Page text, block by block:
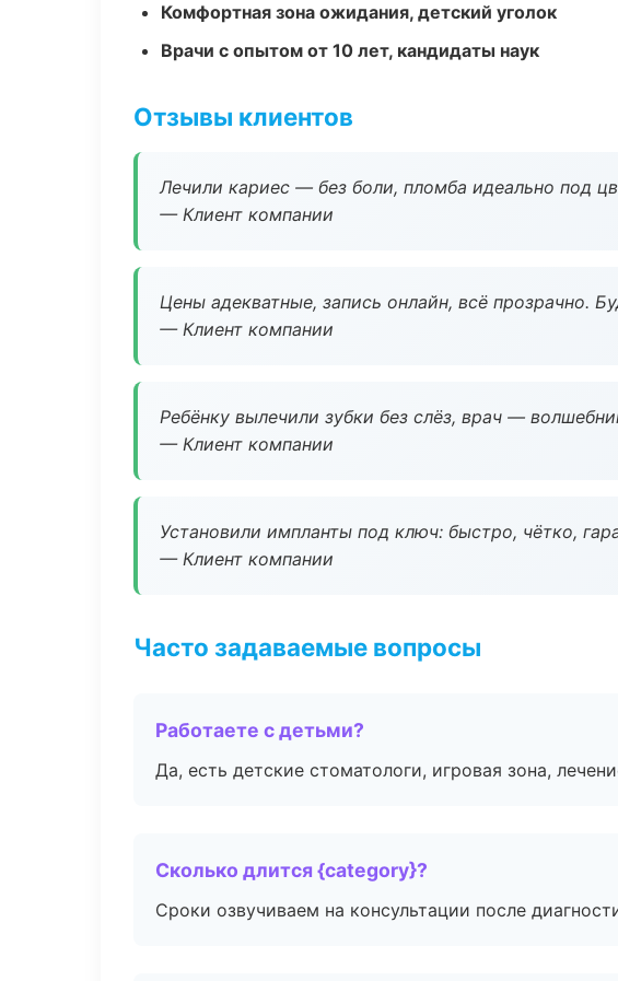
Комфортная зона ожидания, детский уголок
Врачи с опытом от 10 лет, кандидаты наук
Отзывы клиентов
Лечили кариес — без боли, пломба идеально под
— Клиент компании
Цены адекватные, запись онлайн, всё прозрачно.
— Клиент компании
Ребёнку вылечили зубки без слёз, врач —
— Клиент компании
Установили импланты под ключ: быстро, чётко,
— Клиент компании
Часто задаваемые вопросы
Работаете с детьми?
Да, есть детские стоматологи, игровая зона,
Сколько длится {category}?
Сроки озвучиваем на консультации после